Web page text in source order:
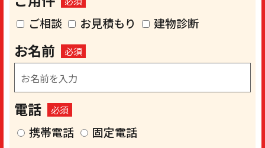
ご相談 お見積もり 建物診断
お名前 必須
電話 必須
携帯電話 固定電話